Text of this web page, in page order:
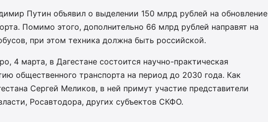
Путин объявил о выделении 150 млрд рублей на обновление
Помимо этого, дополнительно 66 млрд рублей направят на
при этом техника должна быть российской.
4 марта, в Дагестане состоится научно-практическая
общественного транспорта на период до 2030 года. Как
Сергей Меликов, в ней примут участие представители
Росавтодора, других субъектов СКФО.